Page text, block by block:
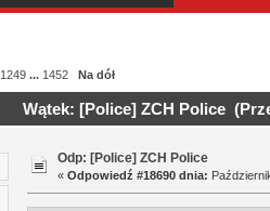
1249 ... 1452 Na dół
Wątek: [Police] ZCH Police
Odp: [Police] ZCH Police
« Odpowiedź #18690 dnia: